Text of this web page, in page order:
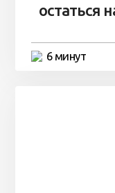
остаться
6 минут